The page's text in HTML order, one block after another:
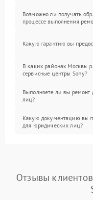
Возможно ли получать
процессе выполнения
Какую гарантию вы
В каких районах Москвы
сервисные центры Sony?
Выполняете ли вы ремонт
лиц?
Какую документацию вы
для юридических лиц?
Отзывы